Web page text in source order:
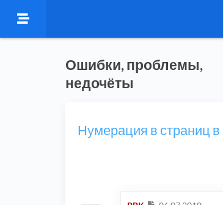
Ошибки, проблемы,
недочёты
Нумерация в страниц